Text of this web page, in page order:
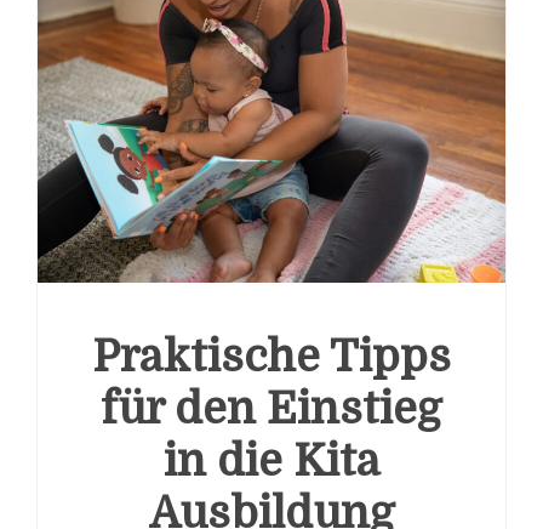
Praktische Tipps
für den Einstieg
in die Kita
Ausbildung